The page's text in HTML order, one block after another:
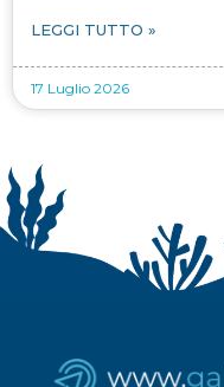
LEGGI TUTTO »
17 Luglio 2026